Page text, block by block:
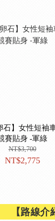
石】女性短袖
賽貼身 -軍綠
NT$3,700
NT$2,775
【路線